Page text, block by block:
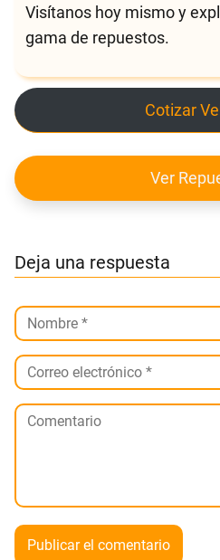
Visítanos hoy mismo y
gama de repuestos.
Cotizar
Ver
Deja una respuesta